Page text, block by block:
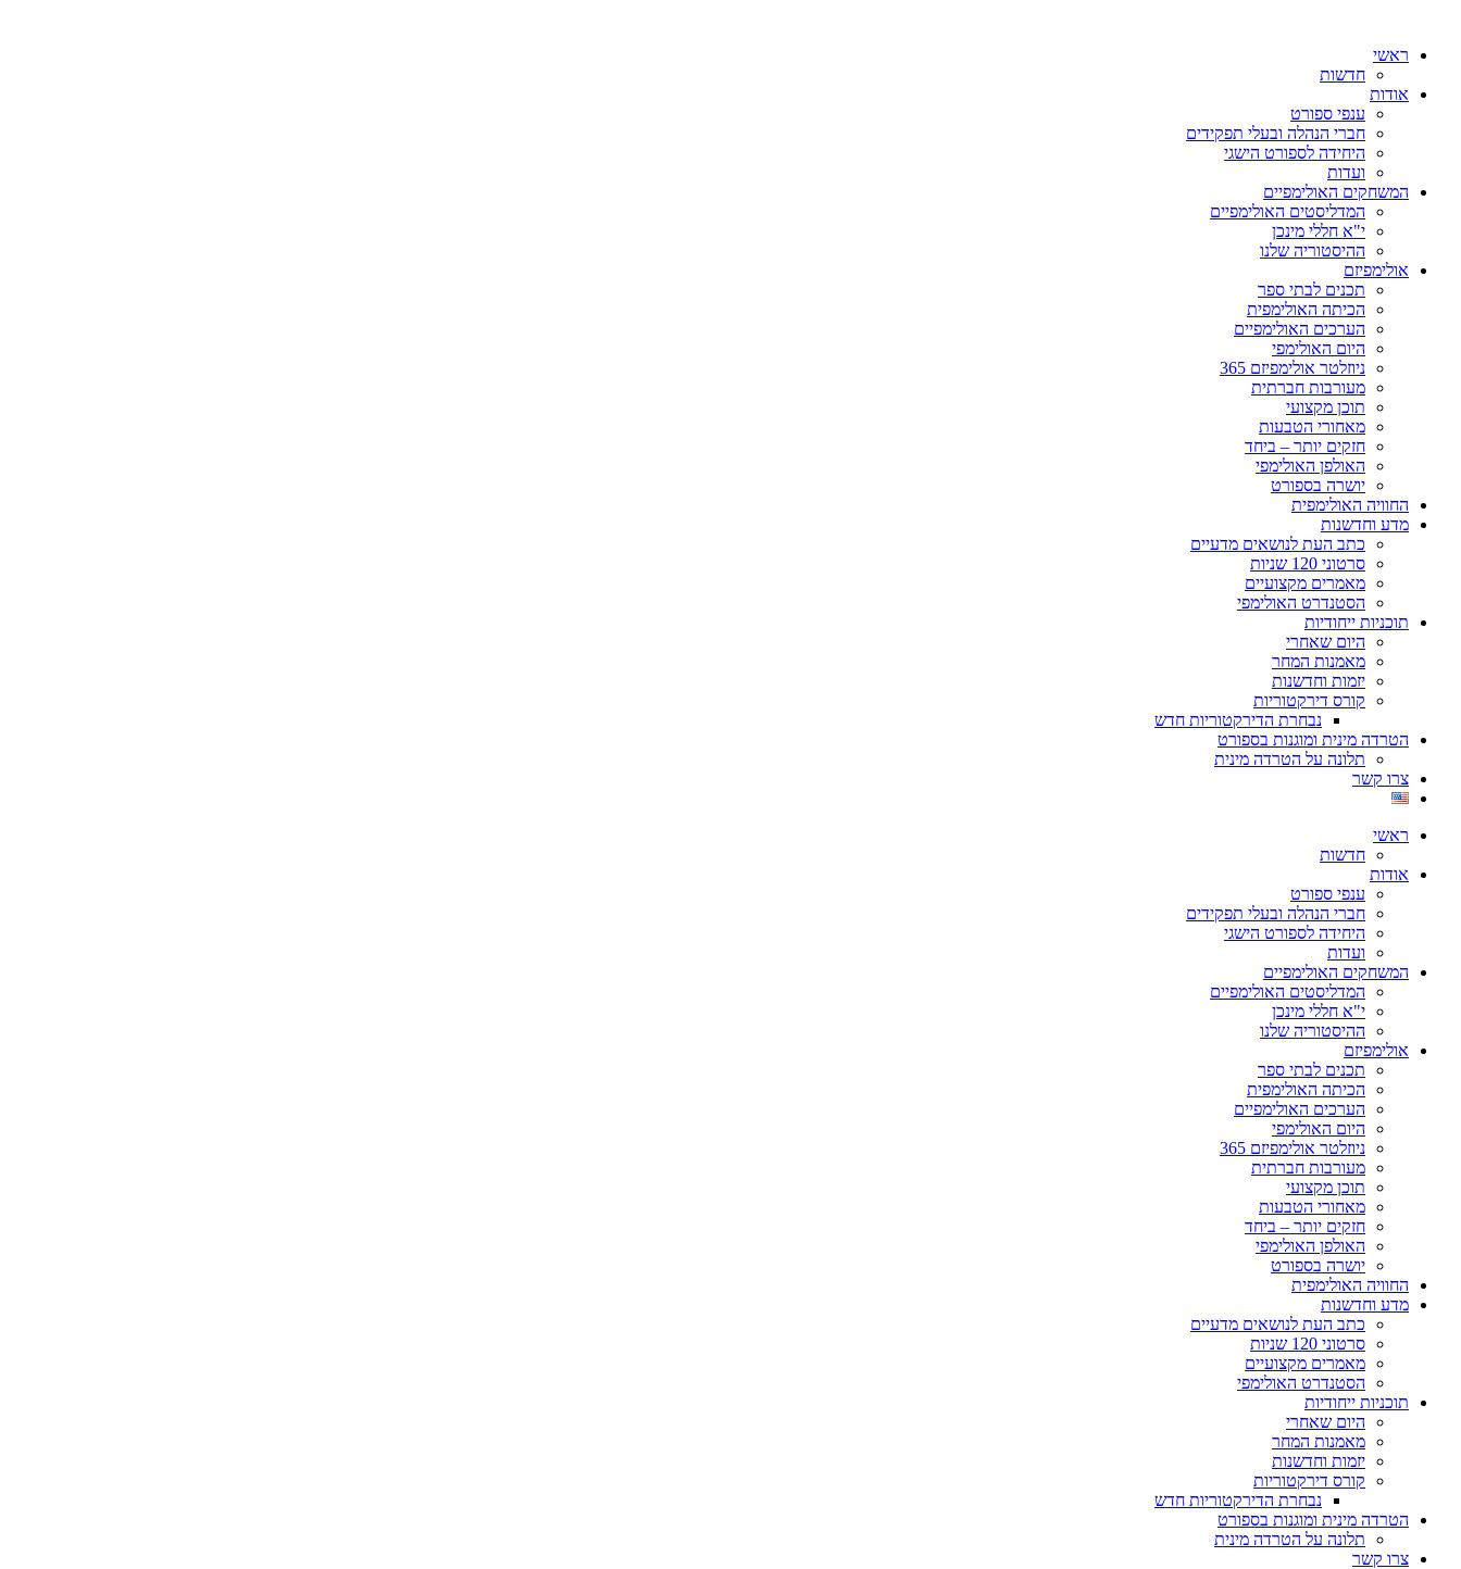
ראשי
חדשות
אודות
ענפי ספורט
חברי הנהלה ובעלי תפקידים
היחידה לספורט הישגי
ועדות
המשחקים האולימפיים
המדליסטים האולימפיים
י"א חללי מינכן
ההיסטוריה שלנו
אולימפיזם
תכנים לבתי ספר
הכיתה האולימפית
הערכים האולימפיים
היום האולימפי
ניוזלטר אולימפיזם 365
מעורבות חברתית
תוכן מקצועי
מאחורי הטבעות
חזקים יותר – ביחד
האולפן האולימפי
יושרה בספורט
החוויה האולימפית
מדע וחדשנות
כתב העת לנושאים מדעיים
סרטוני 120 שניות
מאמרים מקצועיים
הסטנדרט האולימפי
תוכניות ייחודיות
היום שאחרי
מאמנות המחר
יזמות וחדשנות
קורס דירקטוריות
נבחרת הדירקטוריות חדש
הטרדה מינית ומוגנות בספורט
תלונה על הטרדה מינית
צרו קשר
ראשי
חדשות
אודות
ענפי ספורט
חברי הנהלה ובעלי תפקידים
היחידה לספורט הישגי
ועדות
המשחקים האולימפיים
המדליסטים האולימפיים
י"א חללי מינכן
ההיסטוריה שלנו
אולימפיזם
תכנים לבתי ספר
הכיתה האולימפית
הערכים האולימפיים
היום האולימפי
ניוזלטר אולימפיזם 365
מעורבות חברתית
תוכן מקצועי
מאחורי הטבעות
חזקים יותר – ביחד
האולפן האולימפי
יושרה בספורט
החוויה האולימפית
מדע וחדשנות
כתב העת לנושאים מדעיים
סרטוני 120 שניות
מאמרים מקצועיים
הסטנדרט האולימפי
תוכניות ייחודיות
היום שאחרי
מאמנות המחר
יזמות וחדשנות
קורס דירקטוריות
נבחרת הדירקטוריות חדש
הטרדה מינית ומוגנות בספורט
תלונה על הטרדה מינית
צרו קשר